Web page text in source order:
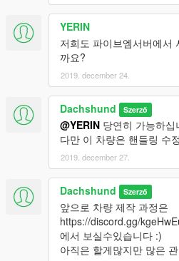
YERIN
저희도 파이브엠서버에서
까요?
2019. december 24.
Dachshund Szerző
@YERIN 당연히 가능하십
다만 이 차량은 핸들링 수
2019. december 27.
Dachshund Szerző
앞으로 차량 제작 과정은
https://discord.gg/
에서 보실수있습니다 :)
아직은 할게많지만 많은